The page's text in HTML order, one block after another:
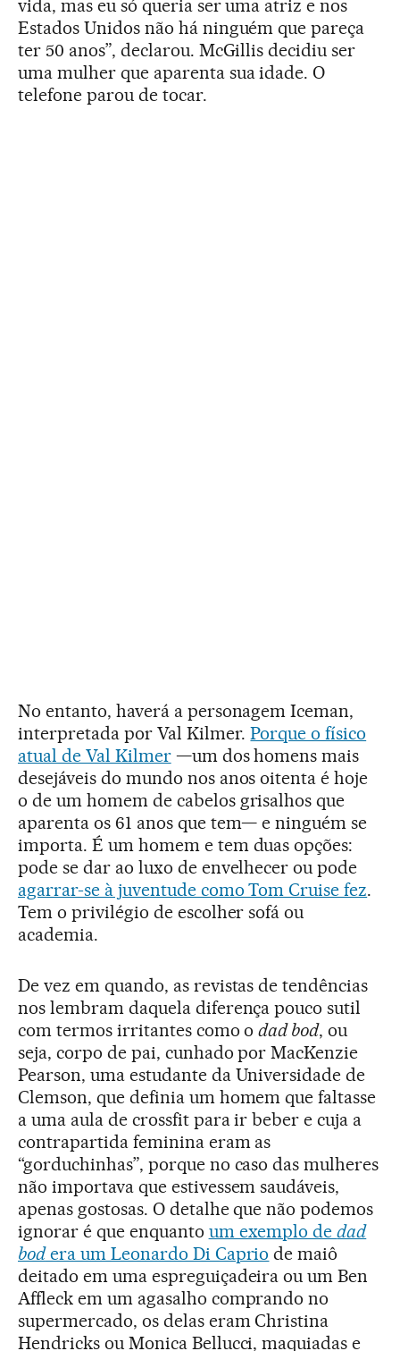
vida, mas eu só queria ser uma atriz e nos
Estados Unidos não há ninguém que pareça
ter 50 anos”, declarou. McGillis decidiu ser
uma mulher que aparenta sua idade. O
telefone parou de tocar.
No entanto, haverá a personagem Iceman,
interpretada por Val Kilmer.Porque o físico
atual de Val Kilmer—um dos homens mais
desejáveis do mundo nos anos oitenta é hoje
o de um homem de cabelos grisalhos que
aparenta os 61 anos que tem— e ninguém se
importa. É um homem e tem duas opções:
pode se dar ao luxo de envelhecer ou pode
agarrar-se à juventude como Tom Cruise fez.
Tem o privilégio de escolher sofá ou
academia.
De vez em quando, as revistas de tendências
nos lembram daquela diferença pouco sutil
com termos irritantes como odad bod, ou
seja, corpo de pai, cunhado por MacKenzie
Pearson, uma estudante da Universidade de
Clemson, que definia um homem que faltasse
a uma aula de crossfit para ir beber e cuja a
contrapartida feminina eram as
“gorduchinhas”, porque no caso das mulheres
não importava que estivessem saudáveis,
apenas gostosas. O detalhe que não podemos
ignorar é que enquanto um exemplo dedad
bodera um Leonardo Di Caprio de maiô
deitado em uma espreguiçadeira ou um Ben
Affleck em um agasalho comprando no
supermercado, os delas eram Christina
Hendricks ou Monica Bellucci, maquiadas e